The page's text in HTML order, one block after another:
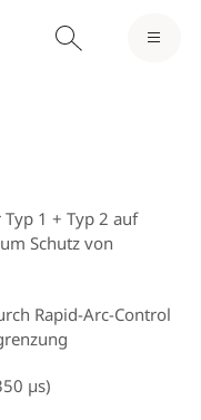
1 + Typ 2 auf
Schutz von
Rapid-Arc-Control
µs)